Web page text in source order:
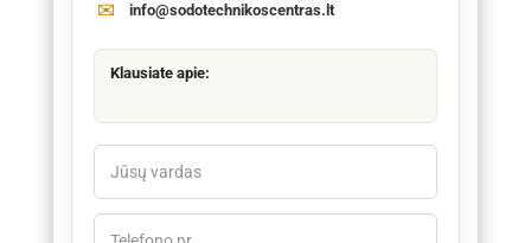
info@sodotechnikoscentras.lt
Klausiate apie: